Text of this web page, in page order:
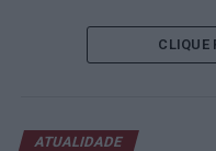
CLIQUE
ATUALIDADE